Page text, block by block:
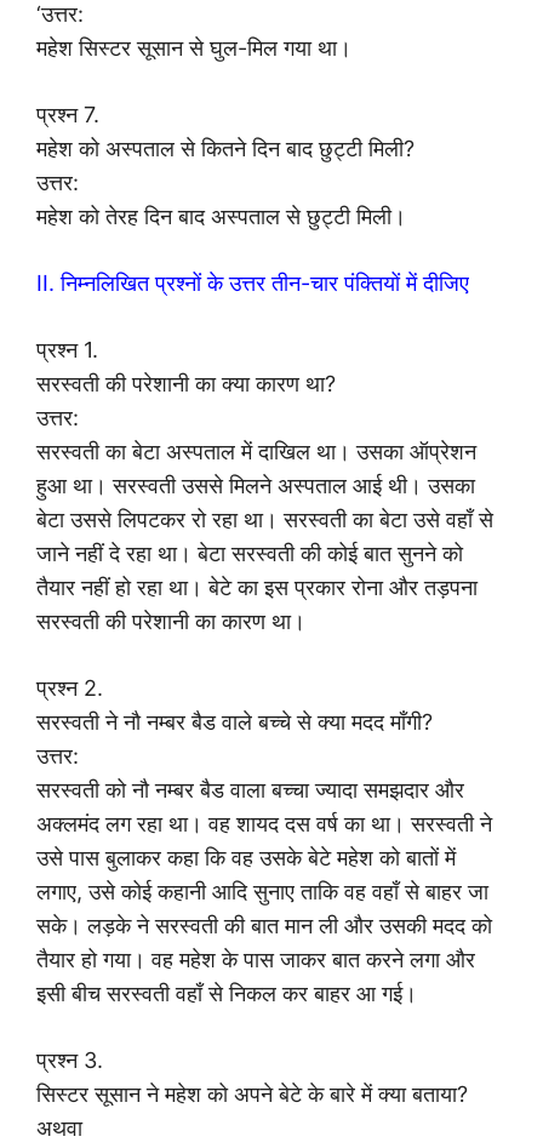
‘उत्तर:
महेश सिस्टर सूसान से घुल-मिल गया था।
प्रश्न 7.
महेश को अस्पताल से कितने दिन बाद छुट्टी मिली?
उत्तर:
महेश को तेरह दिन बाद अस्पताल से छुट्टी मिली।
II. निम्नलिखित प्रश्नों के उत्तर तीन-चार पंक्तियों में दीजिए
प्रश्न 1.
सरस्वती की परेशानी का क्या कारण था?
उत्तर:
सरस्वती का बेटा अस्पताल में दाखिल था। उसका ऑप्रेशन
हुआ था। सरस्वती उससे मिलने अस्पताल आई थी। उसका
बेटा उससे लिपटकर रो रहा था। सरस्वती का बेटा उसे वहाँ से
जाने नहीं दे रहा था। बेटा सरस्वती की कोई बात सुनने को
तैयार नहीं हो रहा था। बेटे का इस प्रकार रोना और तड़पना
सरस्वती की परेशानी का कारण था।
प्रश्न 2.
सरस्वती ने नौ नम्बर बैड वाले बच्चे से क्या मदद माँगी?
उत्तर:
सरस्वती को नौ नम्बर बैड वाला बच्चा ज्यादा समझदार और
अक्लमंद लग रहा था। वह शायद दस वर्ष का था। सरस्वती ने
उसे पास बुलाकर कहा कि वह उसके बेटे महेश को बातों में
लगाए, उसे कोई कहानी आदि सुनाए ताकि वह वहाँ से बाहर जा
सके। लड़के ने सरस्वती की बात मान ली और उसकी मदद को
तैयार हो गया। वह महेश के पास जाकर बात करने लगा और
इसी बीच सरस्वती वहाँ से निकल कर बाहर आ गई।
प्रश्न 3.
सिस्टर सूसान ने महेश को अपने बेटे के बारे में क्या बताया?
अथवा